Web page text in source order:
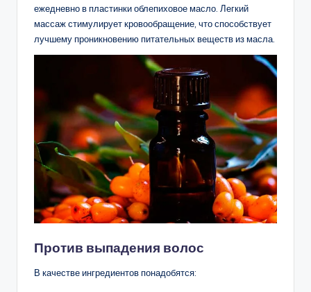
ежедневно в пластинки облепиховое масло. Легкий
массаж стимулирует кровообращение, что способствует
лучшему проникновению питательных веществ из масла.
Против выпадения волос
В качестве ингредиентов понадобятся: